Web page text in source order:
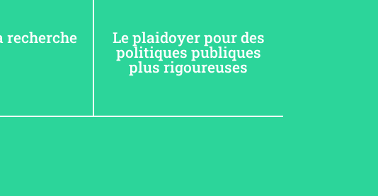
recherche Le plaidoyer pour des
politiques publiques
plus rigoureuses